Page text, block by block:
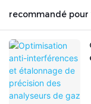
recommandé pour